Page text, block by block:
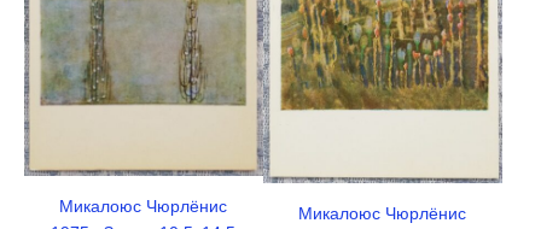
Микалоюс Чюрлёнис
Микалоюс Чюрлёнис